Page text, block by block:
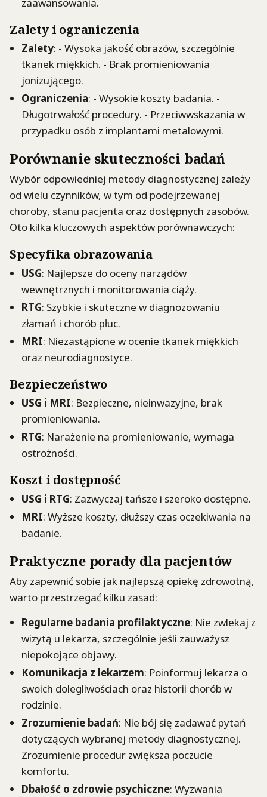
Zalety i ograniczenia
Zalety: - Wysoka jakość obrazów, szczególnie
tkanek miękkich. - Brak promieniowania
jonizującego.
Ograniczenia: - Wysokie koszty badania. -
Długotrwałość procedury. - Przeciwwskazania w
przypadku osób z implantami metalowymi.
Porównanie skuteczności badań
Wybór odpowiedniej metody diagnostycznej zależy
od wielu czynników, w tym od podejrzewanej
choroby, stanu pacjenta oraz dostępnych zasobów.
Oto kilka kluczowych aspektów porównawczych:
Specyfika obrazowania
USG: Najlepsze do oceny narządów
wewnętrznych i monitorowania ciąży.
RTG: Szybkie i skuteczne w diagnozowaniu
złamań i chorób płuc.
MRI: Niezastąpione w ocenie tkanek miękkich
oraz neurodiagnostyce.
Bezpieczeństwo
USG i MRI: Bezpieczne, nieinwazyjne, brak
promieniowania.
RTG: Narażenie na promieniowanie, wymaga
ostrożności.
Koszt i dostępność
USG i RTG: Zazwyczaj tańsze i szeroko dostępne.
MRI: Wyższe koszty, dłuższy czas oczekiwania na
badanie.
Praktyczne porady dla pacjentów
Aby zapewnić sobie jak najlepszą opiekę zdrowotną,
warto przestrzegać kilku zasad:
Regularne badania profilaktyczne: Nie zwlekaj z
wizytą u lekarza, szczególnie jeśli zauważysz
niepokojące objawy.
Komunikacja z lekarzem: Poinformuj lekarza o
swoich dolegliwościach oraz historii chorób w
rodzinie.
Zrozumienie badań: Nie bój się zadawać pytań
dotyczących wybranej metody diagnostycznej.
Zrozumienie procedur zwiększa poczucie
komfortu.
Dbałość o zdrowie psychiczne: Wyzwania